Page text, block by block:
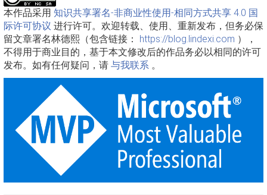
本作品采用 知识共享署名-非商业性使用-相同方式共享 4.0 国
际许可协议 进行许可。欢迎转载、使用、重新发布，但务必保
留文章署名林德熙（包含链接： https://blog.lindexi.com ），
不得用于商业目的，基于本文修改后的作品务必以相同的许可
发布。如有任何疑问，请 与我联系 。